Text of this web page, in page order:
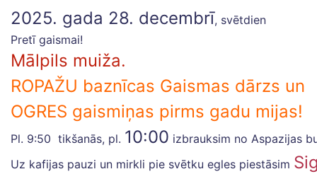
2025. gada 28. decembrī, svētdien
Pretī gaismai!
Mālpils muiža.
ROPAŽU baznīcas Gaismas dārzs un
OGRES gaismiņas pirms gadu mijas!
Pl. 9:50 tikšanās, pl. 10:00 izbrauksim no Aspazijas
Uz kafijas pauzi un mirkli pie svētku egles piestāsim